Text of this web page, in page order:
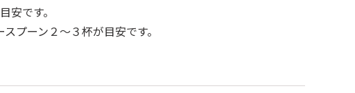
です。
プーン２～３杯が目安です。